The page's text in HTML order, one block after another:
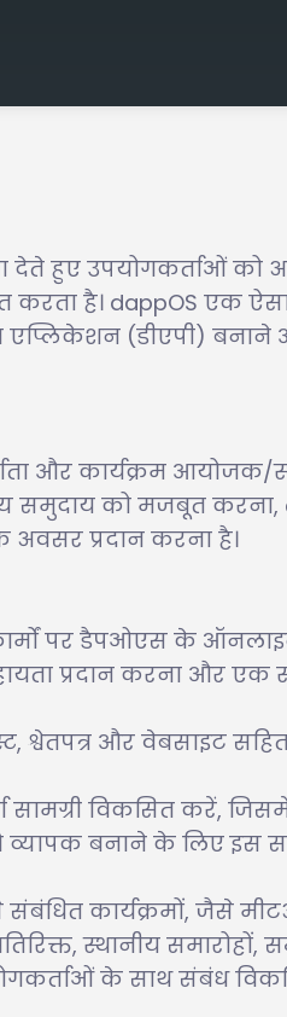
देते हुए उपयोगकर्ताओं को
करता है। dappOS एक
(डीएपी) बनाने
और कार्यक्रम आयोजक/
समुदाय को मजबूत करना,
अवसर प्रदान करना है।
पर डैपओएस के
प्रदान करना और एक
श्वेतपत्र और वेबसाइट
सामग्री विकसित करें,
व्यापक बनाने के लिए इस
कार्यक्रमों, जैसे
स्थानीय समारोहों,
के साथ संबंध